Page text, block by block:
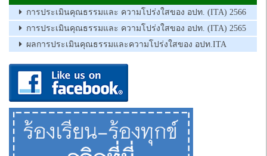
การประเมินคุณธรรมและ ความโปร่งใสของ อปท. (ITA) 2566
การประเมินคุณธรรมและ ความโปร่งใสของ อปท. (ITA) 2565
ผลการประเมินคุณธรรมและความโปร่งใสของ อปท.ITA